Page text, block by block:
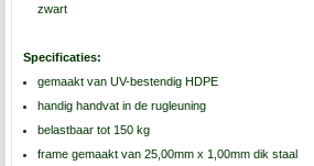
zwart
Specificaties:
gemaakt van UV-bestendig HDPE
handig handvat in de rugleuning
belastbaar tot 150 kg
frame gemaakt van 25,00mm x 1,00mm dik staal